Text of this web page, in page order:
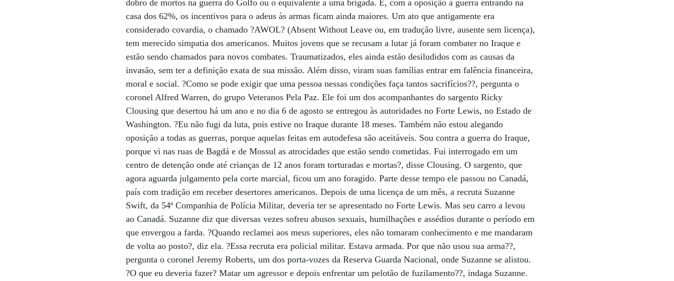
dobro de mortos na guerra do Golfo ou o equivalente a uma brigada. E, com a oposição à guerra entrando na
casa dos 62%, os incentivos para o adeus às armas ficam ainda maiores. Um ato que antigamente era
considerado covardia, o chamado ?AWOL? (Absent Without Leave ou, em tradução livre, ausente sem licença),
tem merecido simpatia dos americanos. Muitos jovens que se recusam a lutar já foram combater no Iraque e
estão sendo chamados para novos combates. Traumatizados, eles ainda estão desiludidos com as causas da
invasão, sem ter a definição exata de sua missão. Além disso, viram suas famílias entrar em falência financeira,
moral e social. ?Como se pode exigir que uma pessoa nessas condições faça tantos sacrifícios??, pergunta o
coronel Alfred Warren, do grupo Veteranos Pela Paz. Ele foi um dos acompanhantes do sargento Ricky
Clousing que desertou há um ano e no dia 6 de agosto se entregou às autoridades no Forte Lewis, no Estado de
Washington. ?Eu não fugi da luta, pois estive no Iraque durante 18 meses. Também não estou alegando
oposição a todas as guerras, porque aquelas feitas em autodefesa são aceitáveis. Sou contra a guerra do Iraque,
porque vi nas ruas de Bagdá e de Mossul as atrocidades que estão sendo cometidas. Fui interrogado em um
centro de detenção onde até crianças de 12 anos foram torturadas e mortas?, disse Clousing. O sargento, que
agora aguarda julgamento pela corte marcial, ficou um ano foragido. Parte desse tempo ele passou no Canadá,
país com tradição em receber desertores americanos. Depois de uma licença de um mês, a recruta Suzanne
Swift, da 54ª Companhia de Polícia Militar, deveria ter se apresentado no Forte Lewis. Mas seu carro a levou
ao Canadá. Suzanne diz que diversas vezes sofreu abusos sexuais, humilhações e assédios durante o período em
que envergou a farda. ?Quando reclamei aos meus superiores, eles não tomaram conhecimento e me mandaram
de volta ao posto?, diz ela. ?Essa recruta era policial militar. Estava armada. Por que não usou sua arma??,
pergunta o coronel Jeremy Roberts, um dos porta-vozes da Reserva Guarda Nacional, onde Suzanne se alistou.
?O que eu deveria fazer? Matar um agressor e depois enfrentar um pelotão de fuzilamento??, indaga Suzanne.